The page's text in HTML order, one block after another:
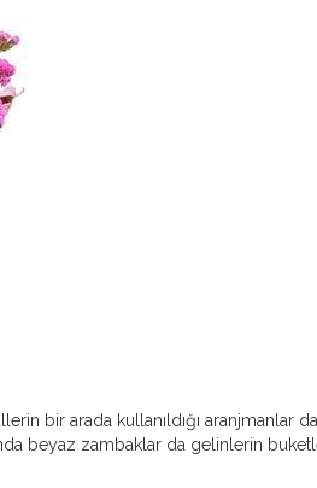
bir arada kullanıldığı aranjmanlar da
beyaz zambaklar da gelinlerin